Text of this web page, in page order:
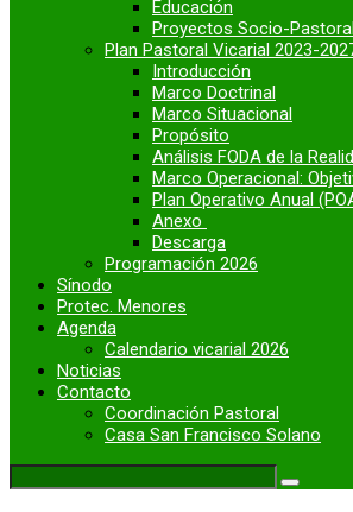
Educación
Proyectos Socio-
Plan Pastoral Vicarial 2023-
Introducción
Marco Doctrinal
Marco Situacional
Propósito
Análisis FODA de la
Marco Operacional:
Plan Operativo Anual
Anexo
Descarga
Programación 2026
Sínodo
Protec. Menores
Agenda
Calendario vicarial 2026
Noticias
Contacto
Coordinación Pastoral
Casa San Francisco Solano